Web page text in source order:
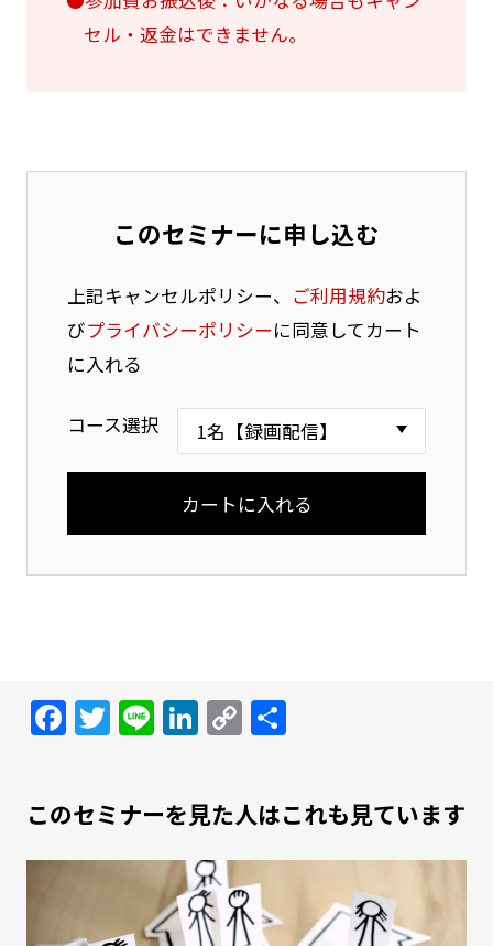
セル・返金はできません。
このセミナーに申し込む
上記キャンセルポリシー、 ご利用規約およ
びプライバシーポリシーに同意してカート
に入れる
コース選択
Facebook
Twitter
LineLinkedIn
Copy
共
このセミナーを見た人はこれも見ています